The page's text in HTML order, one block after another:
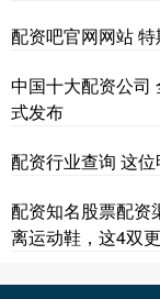
配资吧官网网站
中国十大配资公司
式发布
配资行业查询 这
配资知名股票配资
离运动鞋，这4双